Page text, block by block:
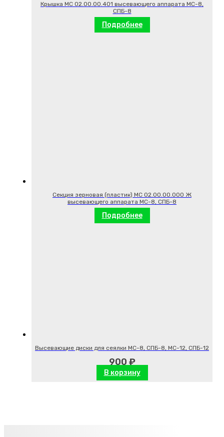
Крышка МС 02.00.00.401 высевающего аппарата МС-8,
СПБ-8
Подробнее
Секция зерновая (пластик) МС 02.00.00.000 Ж
высевающего аппарата МС-8, СПБ-8
Подробнее
Высевающие диски для сеялки МС-8, СПБ-8, МС-12, СПБ-12
900 ₽
В корзину